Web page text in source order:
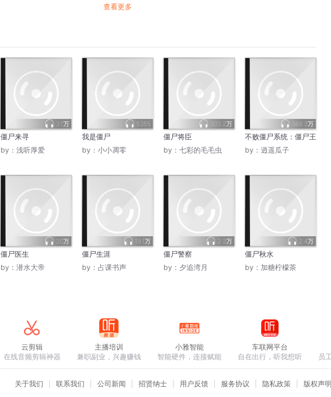
查看更多
3.1万
僵尸来寻
by： 浅听厚爱
5355
我是僵尸
by： 小小凋零
203.2万
僵尸将臣
by： 七彩的毛毛虫
368.3万
不败僵尸系统：僵尸王
by： 逍遥瓜子
20万
僵尸医生
by： 潜水大帝
19.1万
僵尸生涯
by： 占课书声
2.3万
僵尸警察
by： 夕追湾月
2.4万
僵尸秋水
by： 加糖柠檬茶
云剪辑
在线音频剪辑神器
主播培训
兼职副业，兴趣赚钱
小雅智能
智能硬件，连接赋能
车联网平台
自在出行，听我想听
员
关于我们 联系我们 公司新闻 招贤纳士 用户反馈 服务协议 隐私政策 版权声明